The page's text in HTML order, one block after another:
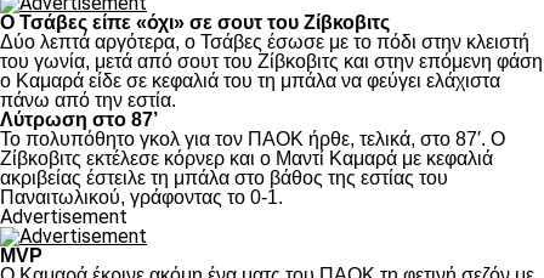
Ο Τσάβες είπε «όχι» σε σουτ του Ζίβκοβιτς
Δύο λεπτά αργότερα, ο Τσάβες έσωσε με το πόδι στην κλειστή
του γωνία, μετά από σουτ του Ζίβκοβιτς και στην επόμενη φάση
ο Καμαρά είδε σε κεφαλιά του τη μπάλα να φεύγει ελάχιστα
πάνω από την εστία.
Λύτρωση στο 87’
Το πολυπόθητο γκολ για τον ΠΑΟΚ ήρθε, τελικά, στο 87′. Ο
Ζίβκοβιτς εκτέλεσε κόρνερ και ο Μαντί Καμαρά με κεφαλιά
ακριβείας έστειλε τη μπάλα στο βάθος της εστίας του
Παναιτωλικού, γράφοντας το 0-1.
Advertisement
MVP